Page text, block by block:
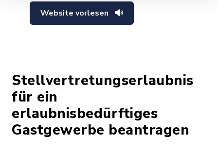
Website vorlesen
Stellvertretungserlaubnis
für ein
erlaubnisbedürftiges
Gastgewerbe beantragen